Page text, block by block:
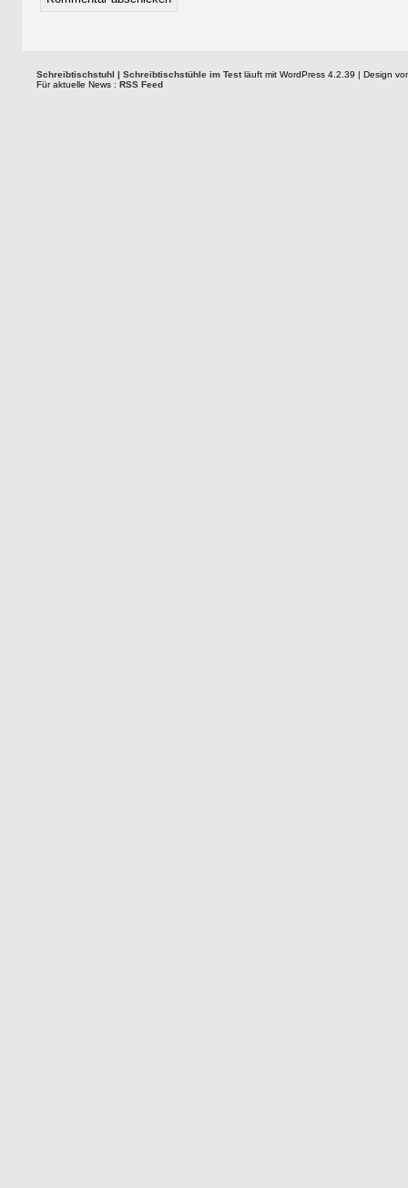
Schreibtischstuhl | Schreibtischstühle im Testläuft mit WordPress 4.2.39 | Design
Für aktuelle News : RSS Feed